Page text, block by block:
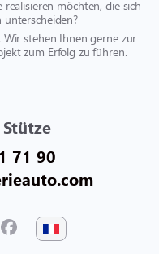
realisieren möchten, die sich
stehen Ihnen gerne zur
zum Erfolg zu führen.
71 90